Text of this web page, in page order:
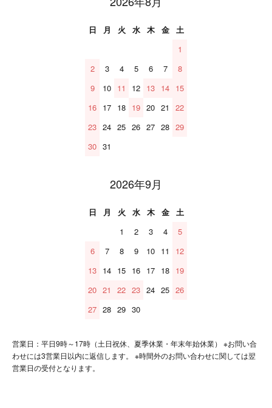
日 月 火 水 木 金
土
1
2
3 4 5 6 7
8
9
10 11 12 13 14 15
16 17 18 19 20 21
22
23 24 25 26 27 28 29
30 31
2026年9月
日 月 火 水 木 金
土
1
2 3 4
5
6
7 8 9 10 11
12
13 14 15 16 17 18 19
20 21 22 23 24 25 26
27 28 29 30
営業日：平日9時～17時（土日祝休、夏季休業・年末年始休業） ※お問い合
わせには3営業日以内に返信します。 ※時間外のお問い合わせに関しては翌
営業日の受付となります。